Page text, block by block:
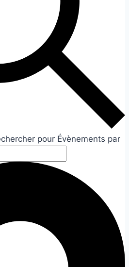
pour Évènements par